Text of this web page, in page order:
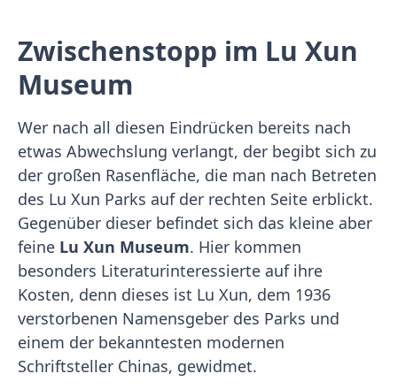
Zwischenstopp im Lu Xun
Museum
Wer nach all diesen Eindrücken bereits nach
etwas Abwechslung verlangt, der begibt sich zu
der großen Rasenfläche, die man nach Betreten
des Lu Xun Parks auf der rechten Seite erblickt.
Gegenüber dieser befindet sich das kleine aber
feine Lu Xun Museum. Hier kommen
besonders Literaturinteressierte auf ihre
Kosten, denn dieses ist Lu Xun, dem 1936
verstorbenen Namensgeber des Parks und
einem der bekanntesten modernen
Schriftsteller Chinas, gewidmet.